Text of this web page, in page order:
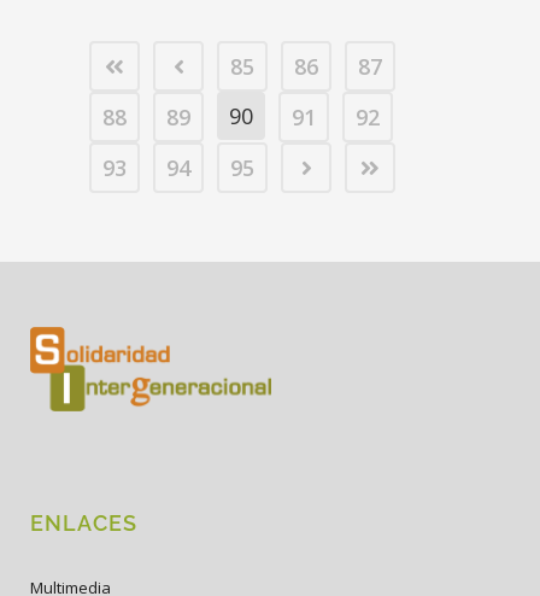
85 86
87
88
89 90 91
92
93
94 95
ENLACES
Multimedia